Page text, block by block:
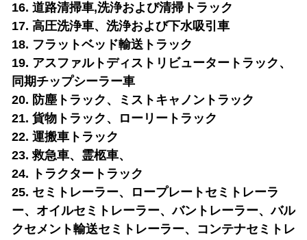
16. 道路清掃車,洗浄および清掃トラック
17. 高圧洗浄車、洗浄および下水吸引車
18. フラットベッド輸送トラック
19. アスファルトディストリビュータートラック、
同期チップシーラー車
20. 防塵トラック、ミストキャノントラック
21. 貨物トラック、ローリートラック
22. 運搬車トラック
23. 救急車、霊柩車、
24. トラクタートラック
25. セミトレーラー、ロープレートセミトレーラ
ー、オイルセミトレーラー、バントレーラー、バル
クセメント輸送セミトレーラー、コンテナセミトレ